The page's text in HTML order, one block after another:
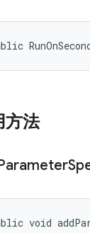
方法
void